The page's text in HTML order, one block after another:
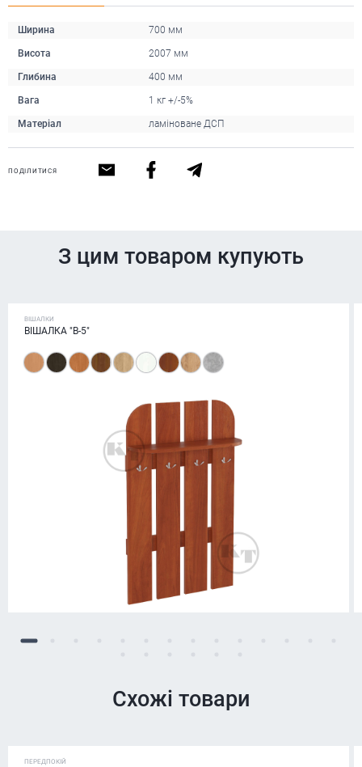
Ширина 700 мм
Висота 2007 мм
Глибина 400 мм
Вага 1 кг +/-5%
Матеріал ламіноване ДСП
ПОДІЛИТИСЯ
З цим товаром купують
ВІШАЛКИ
ВІШАЛКА "В-5"
Схожі товари
ПЕРЕДПОКІЙ